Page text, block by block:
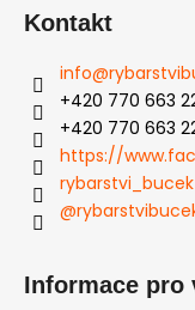
Kontakt
info@
+420 770 663
+420 770 663
https://
rybarstvi_bucek
Informace pro